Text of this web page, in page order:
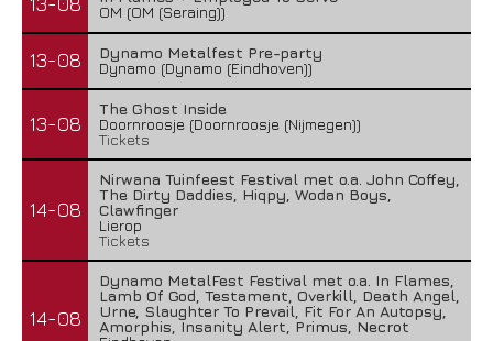
OM (OM (Seraing))
13-08
Dynamo Metalfest Pre-party
Dynamo (Dynamo (Eindhoven))
13-08
The Ghost Inside
Doornroosje (Doornroosje (Nijmegen))
Tickets
14-08
Nirwana Tuinfeest Festival met o.a. John Coffey,
The Dirty Daddies, Hiqpy, Wodan Boys,
Clawfinger
Lierop
Tickets
14-08
Dynamo MetalFest Festival met o.a. In Flames,
Lamb Of God, Testament, Overkill, Death Angel,
Urne, Slaughter To Prevail, Fit For An Autopsy,
Amorphis, Insanity Alert, Primus, Necrot